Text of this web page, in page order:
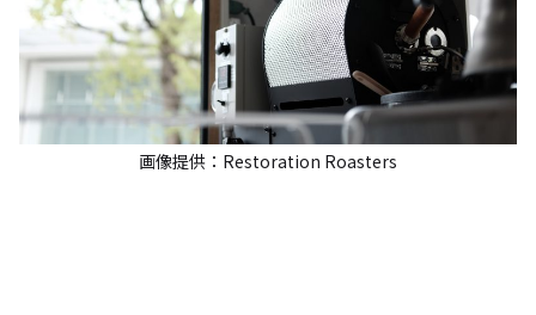
画像提供：Restoration Roasters